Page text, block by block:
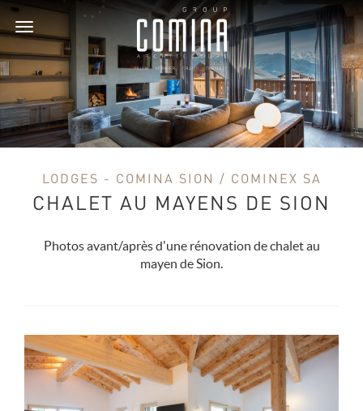
Toggle
navigation
LODGES - COMINA SION / COMINEX SA
CHALET AU MAYENS DE SION
Photos avant/après d'une rénovation de chalet au
mayen de Sion.